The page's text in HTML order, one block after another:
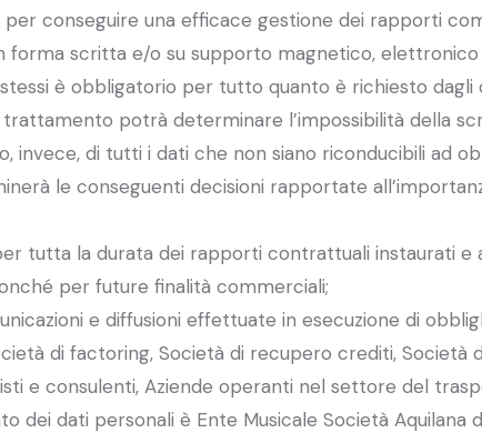
conseguire una efficace gestione dei rapporti
forma scritta e/o su supporto magnetico,
è obbligatorio per tutto quanto è richiesto
potrà determinare l’impossibilità della
invece, di tutti i dati che non siano riconducibili ad
le conseguenti decisioni rapportate
tutta la durata dei rapporti contrattuali instaurati e
per future finalità commerciali;
e diffusioni effettuate in esecuzione di
di factoring, Società di recupero crediti, Società
e consulenti, Aziende operanti nel settore del
dei dati personali è Ente Musicale Società Aquilana